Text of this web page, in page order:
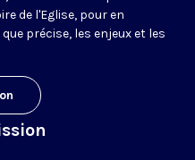
de l'Eglise, pour en
précise, les enjeux et les